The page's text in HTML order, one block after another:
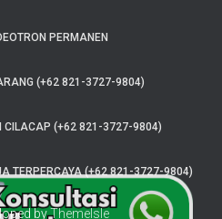
PERMANEN
(+62 821-3727-9804)
CILACAP (+62 821-3727-9804)
TERPERCAYA (+62 821-3727-9804)
byThemeIsle